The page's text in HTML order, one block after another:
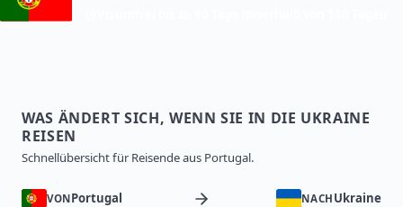
WAS ÄNDERT SICH, WENN SIE IN DIE UKRAINE
REISEN
Schnellübersicht für Reisende aus Portugal.
VONPortugal NACH Ukraine